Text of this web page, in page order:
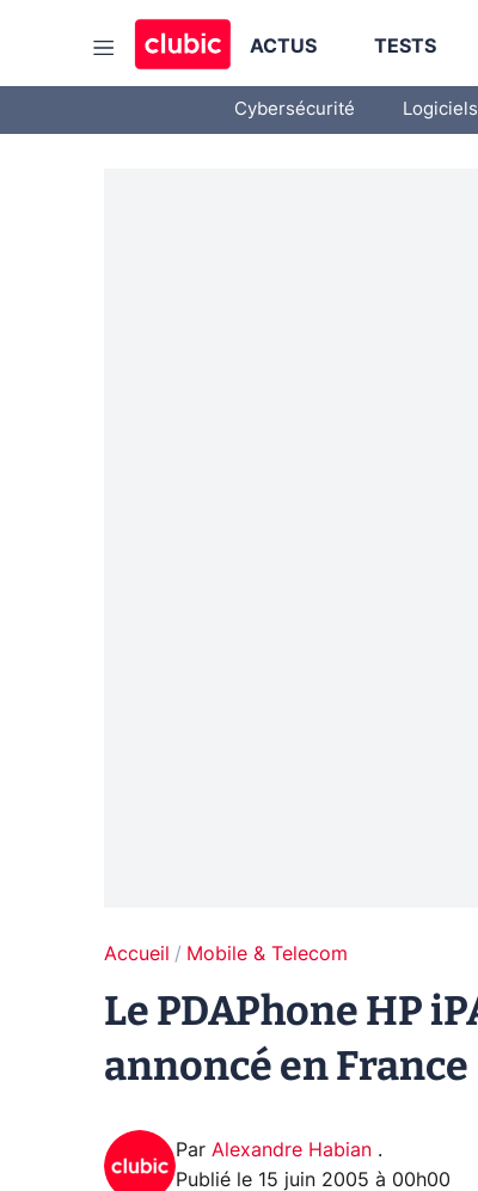
ACTUS TESTS
Cybersécurité
Accueil Mobile & Telecom
Le PDAPhone HP
annoncé en France
Par Alexandre Habian .
Publié le 15 juin 2005 à 00h00